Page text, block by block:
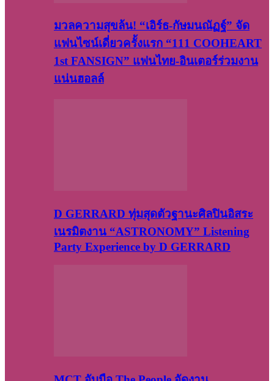
มวลความสุขล้น! “เอิร์ธ-กัษมนณัฏฐ์” จัด
แฟนไซน์เดี่ยวครั้งแรก “111 COOHEART
1st FANSIGN” แฟนไทย-อินเตอร์ร่วมงาน
แน่นฮอลล์
D GERRARD ทุ่มสุดตัวฐานะศิลปินอิสระ
เนรมิตงาน “ASTRONOMY” Listening
Party Experience by D GERRARD